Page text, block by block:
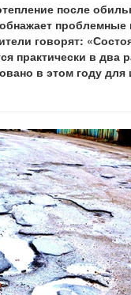
после
проблемные
говорят:
практически в два
в этом году